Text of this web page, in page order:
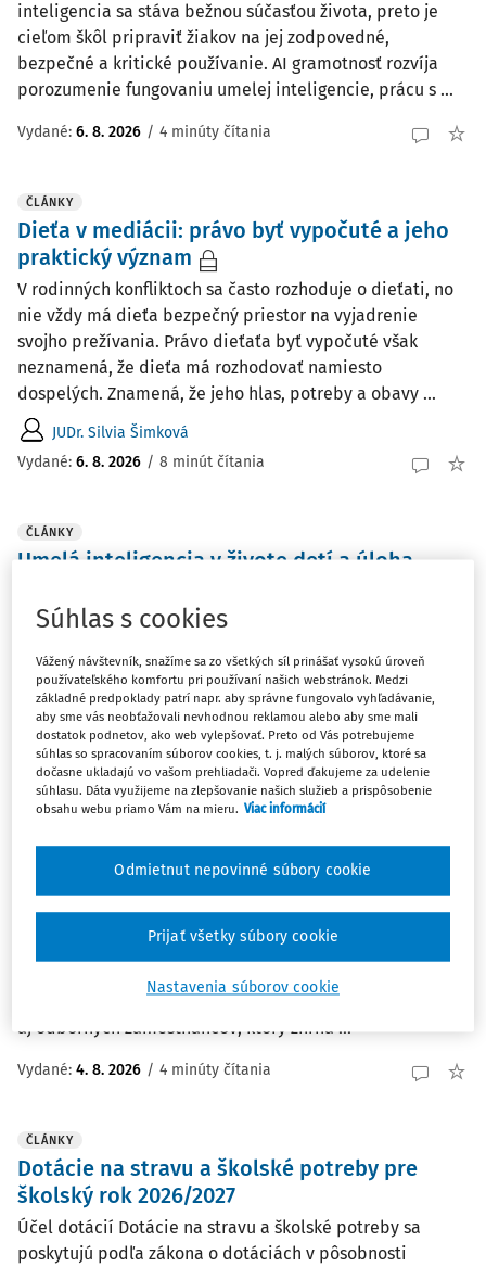
inteligencia sa stáva bežnou súčasťou života, preto je
cieľom škôl pripraviť žiakov na jej zodpovedné,
bezpečné a kritické používanie. AI gramotnosť rozvíja
porozumenie fungovaniu umelej inteligencie, prácu s ...
Vydané: 6. 8. 2026 / 4 minúty čítania
ČLÁNKY
Dieťa v mediácii: právo byť vypočuté a jeho
praktický význam
V rodinných konfliktoch sa často rozhoduje o dieťati, no
nie vždy má dieťa bezpečný priestor na vyjadrenie
svojho prežívania. Právo dieťaťa byť vypočuté však
neznamená, že dieťa má rozhodovať namiesto
dospelých. Znamená, že jeho hlas, potreby a obavy ...
JUDr. Silvia Šimková
Vydané: 6. 8. 2026 / 8 minút čítania
ČLÁNKY
Umelá inteligencia v živote detí a úloha
Umelá inteligencia sa stáva prirodzenou súčasťou života
Odborníci preto odporúčajú, aby rodičia poznali jej
možnosti aj limity, podporovali kritické myslenie a
pomáhali deťom používať AI bezpečne a zodpovedne.
Vydané:5. 8. 2026 / 4 minúty čítania
Bezpečné využívanie umelej inteligencie v
škole
Umelá inteligencia môže pomáhať pri výučbe, učení aj
organizácii práce školy, no jej využívanie si vyžaduje
jasné pravidlá, ochranu údajov a ľudský dohľad. K
dispozícii je praktický návod pre vedenie škôl, učiteľov
aj odborných zamestnancov, ktorý zhŕňa ...
Vydané: 4. 8. 2026 / 4 minúty čítania
ČLÁNKY
Dotácie na stravu a školské potreby pre
školský rok 2026/2027
Účel dotácií Dotácie na stravu a školské potreby sa
poskytujú podľa zákona o dotáciách v pôsobnosti
Súhlas s cookies
Vážený návštevník, snažíme sa zo všetkých síl prinášať vysokú úroveň
používateľského komfortu pri používaní našich webstránok. Medzi
základné predpoklady patrí napr. aby správne fungovalo vyhľadávanie,
aby sme vás neobťažovali nevhodnou reklamou alebo aby sme mali
dostatok podnetov, ako web vylepšovať. Preto od Vás potrebujeme
súhlas so spracovaním súborov cookies, t. j. malých súborov, ktoré sa
dočasne ukladajú vo vašom prehliadači. Vopred ďakujeme za udelenie
súhlasu. Dáta využijeme na zlepšovanie našich služieb a prispôsobenie
obsahu webu priamo Vám na mieru. Viac informácií
Nastavenia súborov cookie
Odmietnut nepovinné súbory cookie
Prijať všetky súbory cookie